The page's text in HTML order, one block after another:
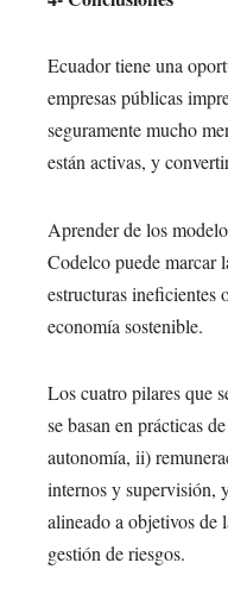
Ecuador tiene una
empresas públicas
seguramente mucho
están activas, y
Aprender de los
Codelco puede marcar
estructuras ineficientes
economía sostenible.
Los cuatro pilares que
se basan en prácticas
autonomía, ii)
internos y supervisión,
alineado a objetivos de
gestión de riesgos.